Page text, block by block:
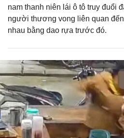
nam thanh niên lái ô tô truy đuổi
người thương vong liên quan
nhau bằng dao rựa trước đó.